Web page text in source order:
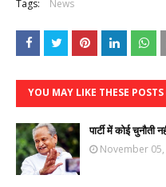
Tags: News
YOU MAY LIKE THESE POSTS
पार्टी में कोई चुनौती
November 05,